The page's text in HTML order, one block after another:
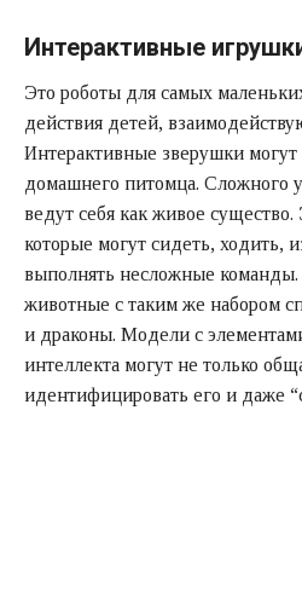
Интерактивные
Это роботы для самых
действия детей,
Интерактивные зверушки могут
домашнего питомца. Сложного
ведут себя как живое
которые могут сидеть, ходить,
выполнять несложные команды.
животные с таким же набором
и драконы. Модели с
интеллекта могут не только
идентифицировать его и даже